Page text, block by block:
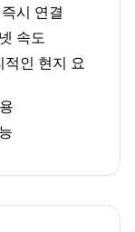
시 연결
속도
적인 현지 요